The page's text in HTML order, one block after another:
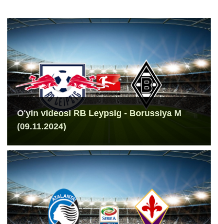
O'yin videosi RB Leypsig - Borussiya M
(09.11.2024)